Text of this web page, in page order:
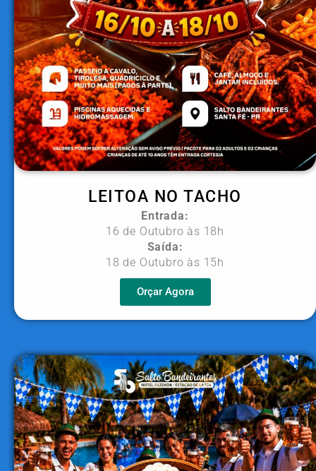
LEITOA NO TACHO
Entrada:
16 de Outubro às 18h
Saída:
18 de Outubro às 15h
Orçar Agora